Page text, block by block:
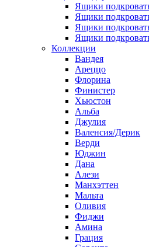
Ящики
Ящики
Ящики
Ящики
Коллекции
Вандея
Ареццо
Флорина
Финистер
Хьюстон
Альба
Джулия
Валенсия/Дерик
Верди
Юджин
Дана
Алези
Манхэттен
Мальта
Оливия
Фиджи
Амина
Грация